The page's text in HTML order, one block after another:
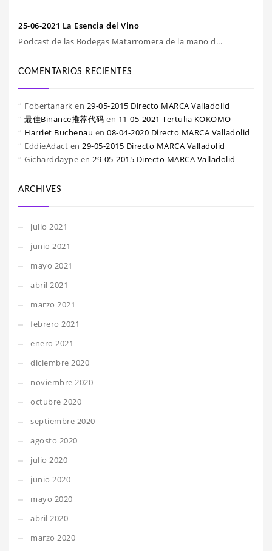
25-06-2021 La Esencia del Vino
Podcast de las Bodegas Matarromera de la mano d...
COMENTARIOS RECIENTES
Fobertanark en 29-05-2015 Directo MARCA Valladolid
最佳Binance推荐代码 en 11-05-2021 Tertulia KOKOMO
Harriet Buchenau en 08-04-2020 Directo MARCA Valladolid
EddieAdact en 29-05-2015 Directo MARCA Valladolid
Gicharddaype en 29-05-2015 Directo MARCA Valladolid
ARCHIVES
julio 2021
junio 2021
mayo 2021
abril 2021
marzo 2021
febrero 2021
enero 2021
diciembre 2020
noviembre 2020
octubre 2020
septiembre 2020
agosto 2020
julio 2020
junio 2020
mayo 2020
abril 2020
marzo 2020